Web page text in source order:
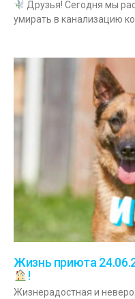
Друзья! Сегодня мы
умирать в канализацию
Жизнь приюта
!
Жизнерадостная и